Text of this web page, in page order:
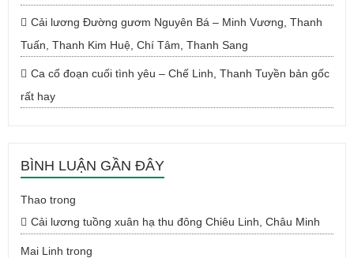
Cải lương Đường gươm Nguyên Bá – Minh Vương, Thanh
Tuấn, Thanh Kim Huệ, Chí Tâm, Thanh Sang
Ca cổ đoạn cuối tình yêu – Chế Linh, Thanh Tuyền bản gốc
rất hay
BÌNH LUẬN GẦN ĐÂY
Thao trong
Cải lương tuồng xuân hạ thu đông Chiêu Linh, Châu Minh
Mai Linh trong